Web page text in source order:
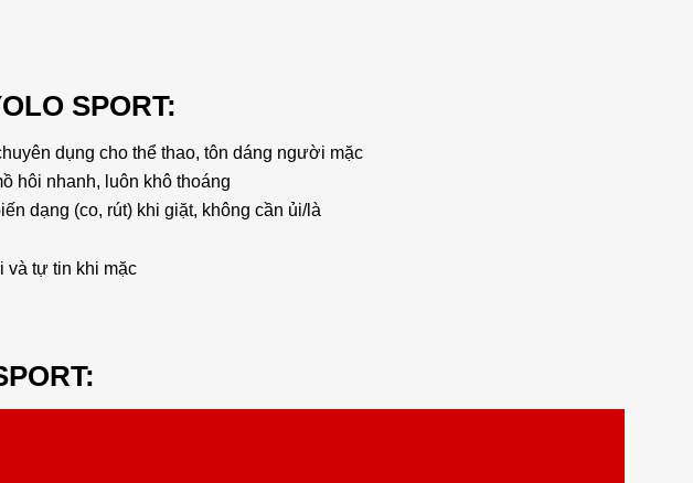
SPORT:
dụng cho thể thao, tôn dáng người mặc
hôi nhanh, luôn khô thoáng
dạng (co, rút) khi giặt, không cần ủi/là
và tự tin khi mặc